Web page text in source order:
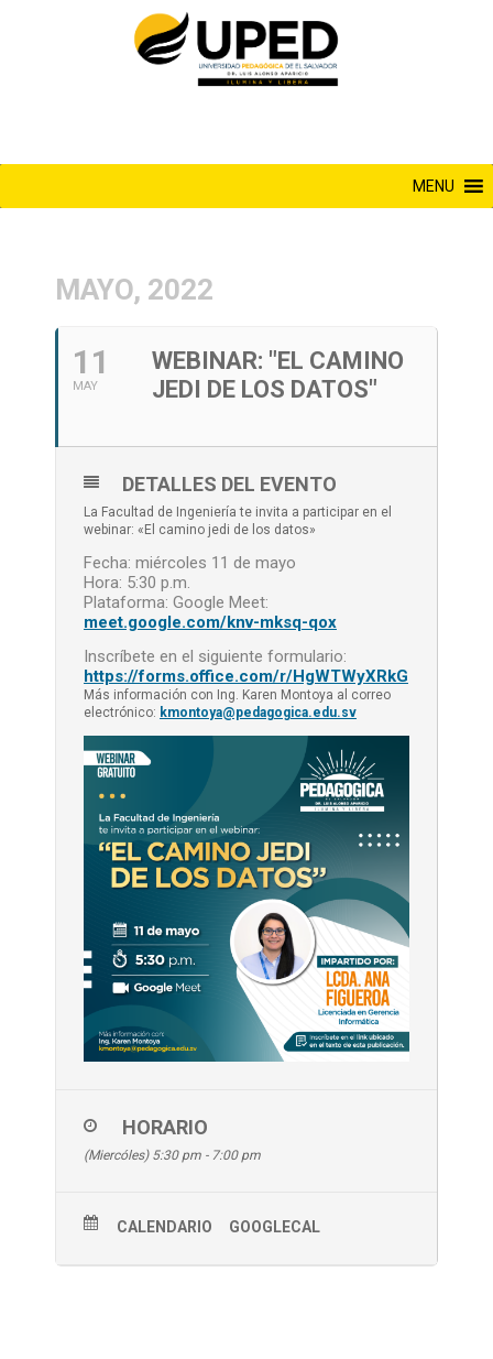
MENU
MAYO, 2022
11
MAY
WEBINAR: "EL CAMINO
JEDI DE LOS DATOS"
DETALLES DEL EVENTO
La Facultad de Ingeniería te invita a participar en el
webinar: «El camino jedi de los datos»
Fecha: miércoles 11 de mayo
Hora: 5:30 p.m.
Plataforma: Google Meet:
meet.google.com/knv-mksq-qox
Inscríbete en el siguiente formulario:
https://forms.office.com/r/HgWTWyXRkG
Más información con Ing. Karen Montoya al correo
electrónico: kmontoya@pedagogica.edu.sv
HORARIO
(Miercóles) 5:30 pm - 7:00 pm
CALENDARIO GOOGLECAL